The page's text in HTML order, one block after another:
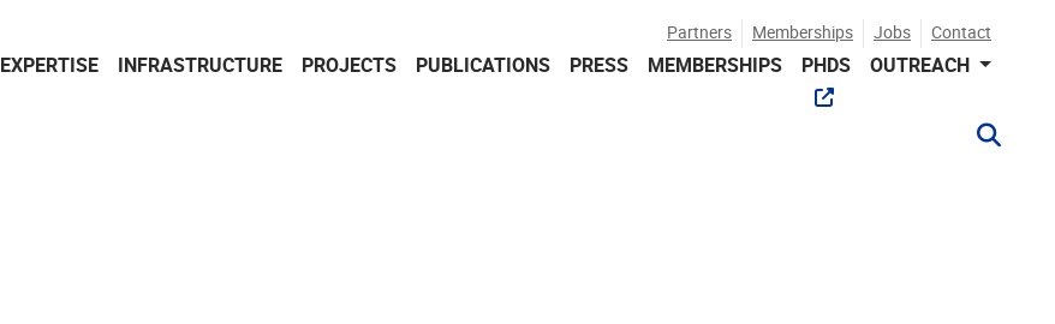
Partners Memberships Jobs Contact
EXPERTISE INFRASTRUCTURE PROJECTS PUBLICATIONS PRESS MEMBERSHIPS PHDS OUTREACH